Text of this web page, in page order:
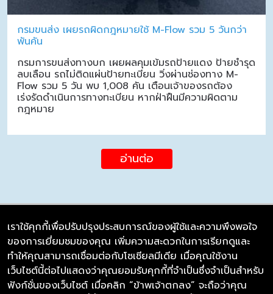
กรมขนส่ง เผยรถผิดกฎหมายใช้ M-Flow รวม 5 วันกว่า
พันคัน
กรมการขนส่งทางบก เผยผลคุมเข้มรถป้ายแดง ป้ายชำรุด
ลบเลือน รถไม่ติดแผ่นป้ายทะเบียน วิ่งผ่านช่องทาง M-
Flow รวม 5 วัน พบ 1,008 คัน เตือนเจ้าของรถต้อง
เร่งรัดดำเนินการทางทะเบียน หากฝ่าฝืนมีความผิดตาม
กฎหมาย
อ่านต่อ
บริษัท ซิมลิงค์ จำกัด
98/226 Bangrakyai-Baanmai Road,
Bangyai, Nonthaburi 11140
เราใช้คุกกี้เพื่อปรับปรุงประสบการณ์ของผู้ใช้และความพึงพอใจ
ของการเยี่ยมชมของคุณ เพิ่มความสะดวกในการเรียกดูและ
ทำให้คุณสามารถเชื่อมต่อกับโซเชียลมีเดีย เมื่อคุณใช้งาน
เว็บไซต์นี้ต่อไปแสดงว่าคุณยอมรับคุกกี้ที่จำเป็นซึ่งจำเป็นสำหรับ
ฟังก์ชั่นของเว็บไซต์ เมื่อคลิก “ข้าพเจ้าตกลง” จะถือว่าคุณ